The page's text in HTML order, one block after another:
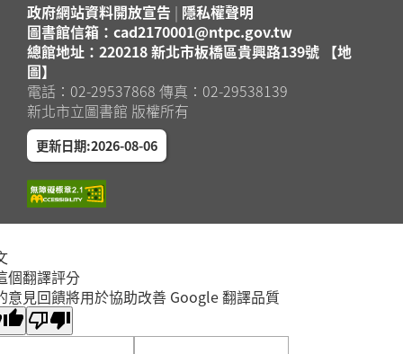
政府網站資料開放宣告 | 隱私權聲明
圖書館信箱：cad2170001@ntpc.gov.tw
總館地址：220218 新北市板橋區貴興路139號 【地
圖】
電話：02-29537868 傳真：02-29538139
新北市立圖書館 版權所有
更新日期:2026-08-06
個翻譯評分
意見回饋將用於協助改善 Google 翻譯品質